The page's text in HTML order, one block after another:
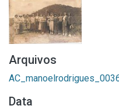
Arquivos
Data